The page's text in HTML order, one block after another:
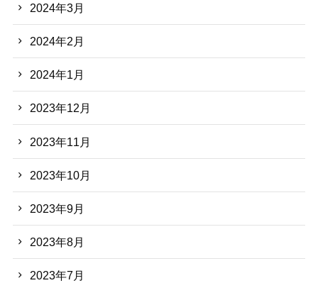
2024年3月
2024年2月
2024年1月
2023年12月
2023年11月
2023年10月
2023年9月
2023年8月
2023年7月